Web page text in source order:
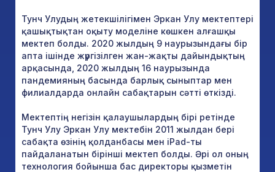
Тунч Улудың жетекшілігімен Эркан Улу мектептері
қашықтықтан оқыту моделіне көшкен алғашқы
мектеп болды. 2020 жылдың 9 наурызындағы бір
апта ішінде жүргізілген жан-жақты дайындықтың
арқасында, 2020 жылдың 16 наурызында
пандемияның басында барлық сыныптар мен
филиалдарда онлайн сабақтарын сәтті өткізді.
Мектептің негізін қалаушылардың бірі ретінде
Тунч Улу Эркан Улу мектебін 2011 жылдан бері
сабақта өзінің қолданбасы мен iPad-ты
пайдаланатын бірінші мектеп болды. Әрі ол оның
технология бойынша бас директоры қызметін